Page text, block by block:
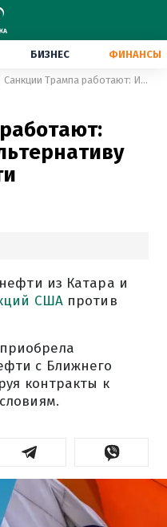
БИЗНЕС ФИНАНСЫ
Санкции Трампа работают: Индия находит альтернативу российской нефти
из Катара и
США против
с Ближнего
контракты к